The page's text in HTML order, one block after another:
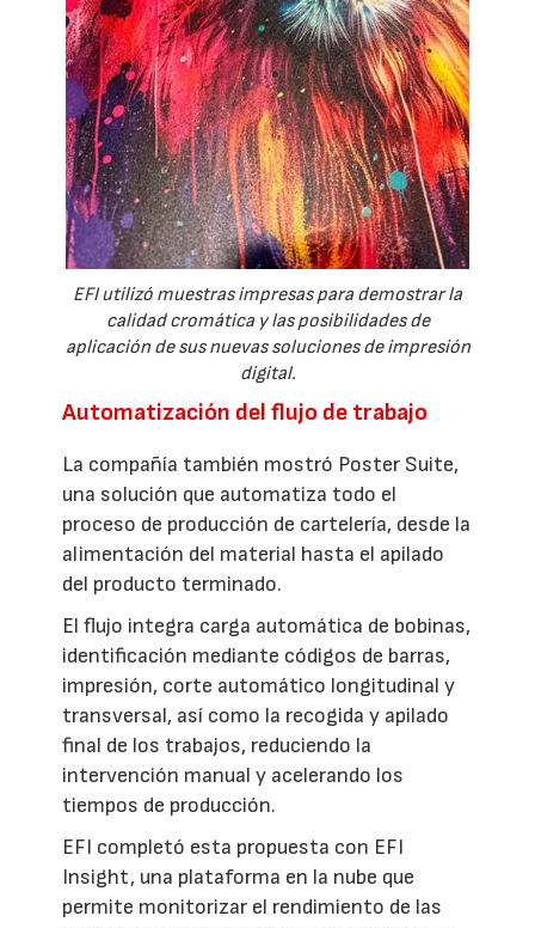
EFI utilizó muestras impresas para demostrar la
calidad cromática y las posibilidades de
aplicación de sus nuevas soluciones de impresión
digital.
Automatización del flujo de trabajo
La compañía también mostró Poster Suite,
una solución que automatiza todo el
proceso de producción de cartelería, desde la
alimentación del material hasta el apilado
del producto terminado.
El flujo integra carga automática de bobinas,
identificación mediante códigos de barras,
impresión, corte automático longitudinal y
transversal, así como la recogida y apilado
final de los trabajos, reduciendo la
intervención manual y acelerando los
tiempos de producción.
EFI completó esta propuesta con EFI
Insight, una plataforma en la nube que
permite monitorizar el rendimiento de las